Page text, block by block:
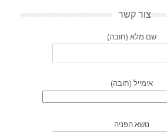
צור קשר
שם מלא (חובה)
אימייל (חובה)
נושא הפניה